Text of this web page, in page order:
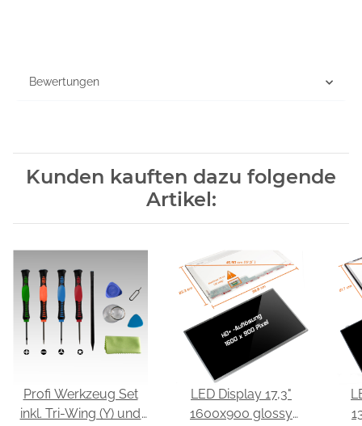
Bewertungen
Kunden kauften dazu folgende
Artikel:
Profi Werkzeug Set
inkl. Tri-Wing (Y) und
LED Display 17,3"
1600x900 glossy